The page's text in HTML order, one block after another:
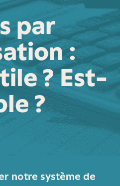
par
:
? Est-
?
notre système de